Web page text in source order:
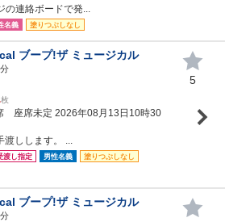
の連絡ボードで発...
名義 塗りつぶしなし
ブープ!ザ ミュージカル
枚
座席未定 2026年08月13日10時30
渡しします。 ...
渡し指定 男性名義
塗りつぶしなし
5
ブープ!ザ ミュージカル